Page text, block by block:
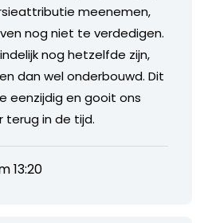
meenemen,
nog niet te verdedigen.
nog hetzelfde zijn,
dan wel onderbouwd. Dit
eenzijdig en gooit ons
terug in de tijd.
13:20